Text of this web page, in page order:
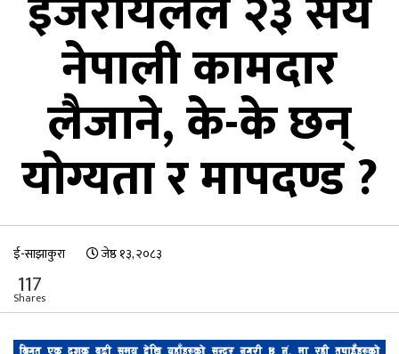
नेपाली कामदार
लैजाने, के-के छन्
योग्यता र मापदण्ड ?
ई-साझाकुरा जेष्ठ १३, २०८३
117
Shares